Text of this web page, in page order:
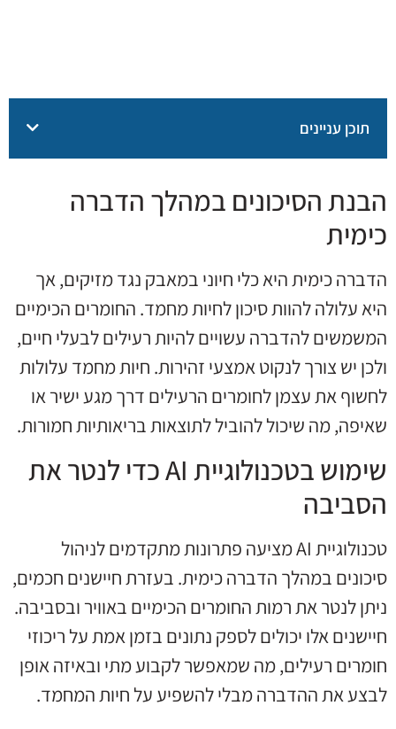
תוכן עניינים
הבנת הסיכונים במהלך הדברה
כימית
הדברה כימית היא כלי חיוני במאבק נגד מזיקים, אך
היא עלולה להוות סיכון לחיות מחמד. החומרים הכימיים
המשמשים להדברה עשויים להיות רעילים לבעלי חיים,
ולכן יש צורך לנקוט אמצעי זהירות. חיות מחמד עלולות
לחשוף את עצמן לחומרים הרעילים דרך מגע ישיר או
שאיפה, מה שיכול להוביל לתוצאות בריאותיות חמורות.
שימוש בטכנולוגיית AI כדי לנטר את
הסביבה
טכנולוגיית AI מציעה פתרונות מתקדמים לניהול
סיכונים במהלך הדברה כימית. בעזרת חיישנים חכמים,
ניתן לנטר את רמות החומרים הכימיים באוויר ובסביבה.
חיישנים אלו יכולים לספק נתונים בזמן אמת על ריכוזי
חומרים רעילים, מה שמאפשר לקבוע מתי ובאיזה אופן
לבצע את ההדברה מבלי להשפיע על חיות המחמד.